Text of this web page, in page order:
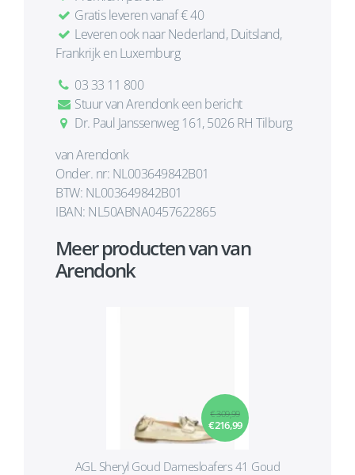
Gratis leveren vanaf € 40
Leveren ook naar Nederland, Duitsland,
Frankrijk en Luxemburg
03 33 11 800
Stuur van Arendonk een bericht
Dr. Paul Janssenweg 161, 5026 RH Tilburg
van Arendonk
Onder. nr: NL003649842B01
BTW: NL003649842B01
IBAN: NL50ABNA0457622865
Meer producten van van
Arendonk
€ 309,99
€ 216,99
AGL Sheryl Goud Damesloafers 41 Goud